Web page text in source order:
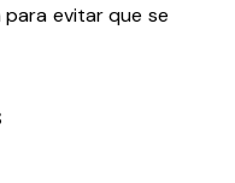
evitar que se